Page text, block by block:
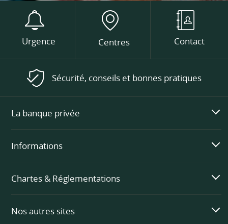
Urgence Centres Contact
Sécurité, conseils et bonnes pratiques
La banque privée
Informations
Chartes & Réglementations
Nos autres sites